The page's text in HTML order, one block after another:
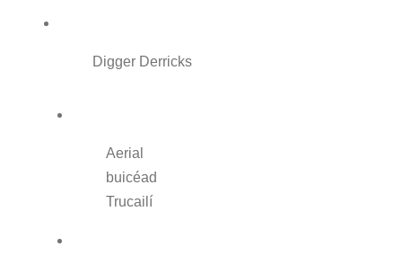
Digger Derricks
Aerial
buicéad
Trucailí